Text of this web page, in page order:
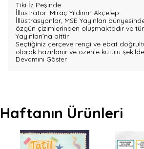
Tiki İz Peşinde
İllüstratör: Miraç Yıldırım Akçelep
İllüstrasyonlar, MSE Yayınları
özgün çizimlerinden oluşmaktadır ve
Yayınları’na aittir.
Seçtiğiniz çerçeve rengi ve ebat
olarak hazırlanır ve özenle kutulu
Devamını Göster
Haftanın Ürünleri